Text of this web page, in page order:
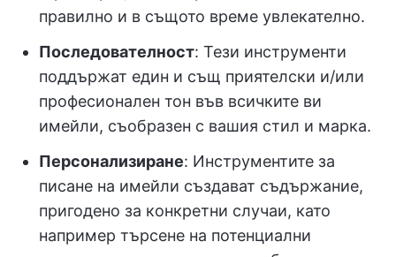
правилно и в същото време увлекателно.
Последователност: Тези инструменти
поддържат един и същ приятелски и/или
професионален тон във всичките ви
имейли, съобразен с вашия стил и марка.
Персонализиране: Инструментите за
писане на имейли създават съдържание,
пригодено за конкретни случаи, като
например търсене на потенциални